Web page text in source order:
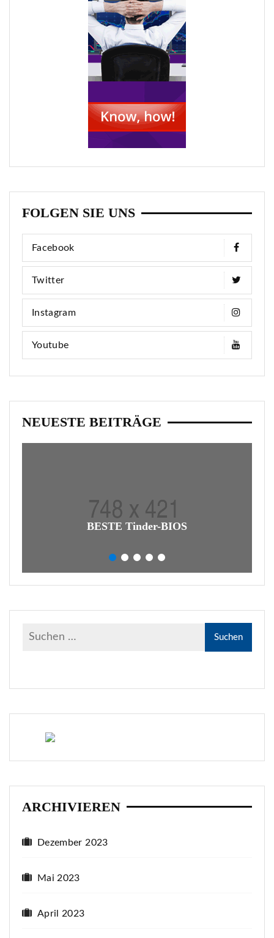
FOLGEN SIE UNS
Facebook
Twitter
Instagram
Youtube
NEUESTE BEITRÄGE
BESTE Tinder-BIOS
ARCHIVIEREN
Dezember 2023
Mai 2023
April 2023